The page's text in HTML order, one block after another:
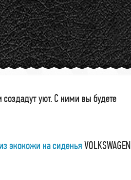
уют. С ними вы будете
экокожи на сиденьяVOLKSWAGEN